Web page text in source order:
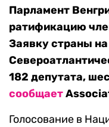
Парламент
ратификацию
Заявку страны
182 депутата,
сообщает
Голосование в